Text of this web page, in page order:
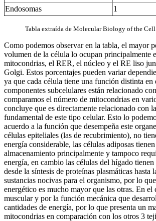
Endosomas
1
Tabla extraída de Molecular Biology of the Cell
Como podemos observar en la tabla, el mayor
volumen de la célula lo ocupan principalmente
mitocondrias, el RER, el núcleo y el RE liso
Golgi. Estos porcentajes pueden variar
ya que cada célula tiene una función distinta en
componentes subcelulares están relacionado
comparamos el número de mitocondrias en
concluye que es directamente relacionado con
fundamental de este tipo celular. Esto lo
acuerdo a la función que desempeña este
células epiteliales (las de recubrimiento), no
energía considerable, las células adiposas
almacenamiento principalmente y tampoco
energía, en cambio las células del hígado
desde la síntesis de proteínas plasmáticas hasta
sustancias nocivas para el organismo, por lo
energético es mucho mayor que las otras. En el
muscular y por la función mecánica que
cantidades de energía, por lo que presenta un
mitocondrias en comparación con los otros 3